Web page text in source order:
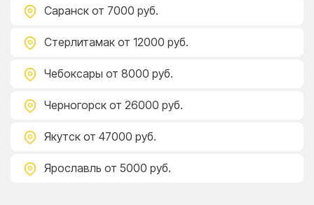
Саранск от 7000 руб.
Стерлитамак от 12000 руб.
Чебоксары от 8000 руб.
Черногорск от 26000 руб.
Якутск от 47000 руб.
Ярославль от 5000 руб.